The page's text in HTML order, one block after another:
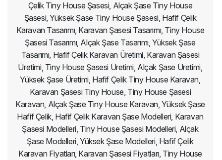
Çelik Tiny House Şasesi, Alçak Şase Tiny House
Şasesi, Yüksek Şase Tiny House Şasesi, Hafif Çelik
Karavan Tasarımı, Karavan Şasesi Tasarımı, Tiny House
Şasesi Tasarımı, Alçak Şase Tasarımı, Yüksek Şase
Tasarımı, Hafif Çelik Karavan Üretimi, Karavan Şasesi
Üretimi, Tiny House Şasesi Üretimi, Alçak Şase Üretimi,
Yüksek Şase Üretimi, Hafif Çelik Tiny House Karavan,
Karavan Şasesi Tiny House, Tiny House Şasesi
Karavan, Alçak Şase Tiny House Karavan, Yüksek Şase
Hafif Çelik, Hafif Çelik Karavan Şase Modelleri, Karavan
Şasesi Modelleri, Tiny House Şasesi Modelleri, Alçak
Şase Modelleri, Yüksek Şase Modelleri, Hafif Çelik
Karavan Fiyatları, Karavan Şasesi Fiyatları, Tiny House